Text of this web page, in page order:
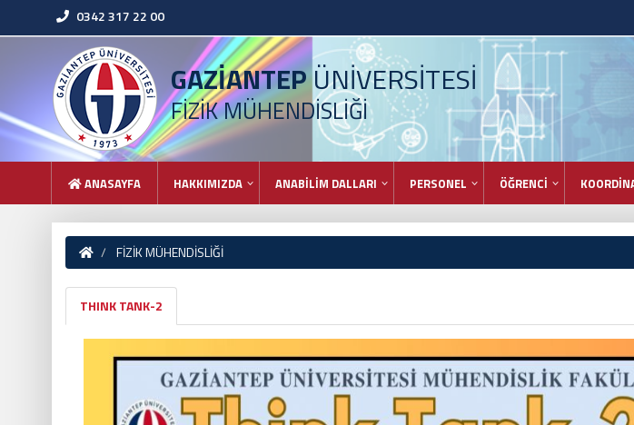
0342 317 22 00
GAZİANTEPÜNİVERSİTESİ
FİZİK MÜHENDİSLİĞİ
ANASAYFA HAKKIMIZDA ANABİLİM DALLARI PERSONEL ÖĞRENCİ
FİZİK MÜHENDİSLİĞİ
THINK TANK-2